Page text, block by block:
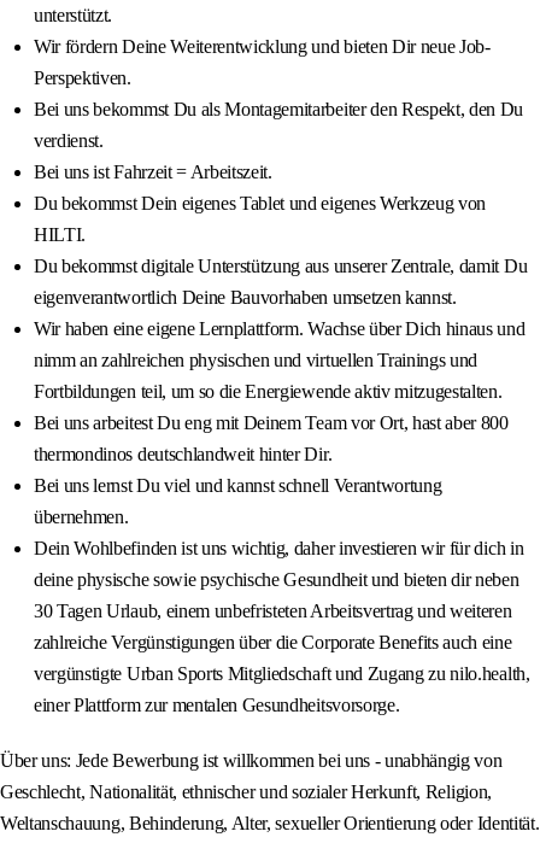
unterstützt.
Wir fördern Deine Weiterentwicklung und bieten Dir neue Job-
Perspektiven.
Bei uns bekommst Du als Montagemitarbeiter den Respekt, den Du
verdienst.
Bei uns ist Fahrzeit = Arbeitszeit.
Du bekommst Dein eigenes Tablet und eigenes Werkzeug von
HILTI.
Du bekommst digitale Unterstützung aus unserer Zentrale, damit Du
eigenverantwortlich Deine Bauvorhaben umsetzen kannst.
Wir haben eine eigene Lernplattform. Wachse über Dich hinaus und
nimm an zahlreichen physischen und virtuellen Trainings und
Fortbildungen teil, um so die Energiewende aktiv mitzugestalten.
Bei uns arbeitest Du eng mit Deinem Team vor Ort, hast aber 800
thermondinos deutschlandweit hinter Dir.
Bei uns lernst Du viel und kannst schnell Verantwortung
übernehmen.
Dein Wohlbefinden ist uns wichtig, daher investieren wir für dich in
deine physische sowie psychische Gesundheit und bieten dir neben
30 Tagen Urlaub, einem unbefristeten Arbeitsvertrag und weiteren
zahlreiche Vergünstigungen über die Corporate Benefits auch eine
vergünstigte Urban Sports Mitgliedschaft und Zugang zu nilo.health,
einer Plattform zur mentalen Gesundheitsvorsorge.
Über uns: Jede Bewerbung ist willkommen bei uns - unabhängig von
Geschlecht, Nationalität, ethnischer und sozialer Herkunft, Religion,
Weltanschauung, Behinderung, Alter, sexueller Orientierung oder Identität.